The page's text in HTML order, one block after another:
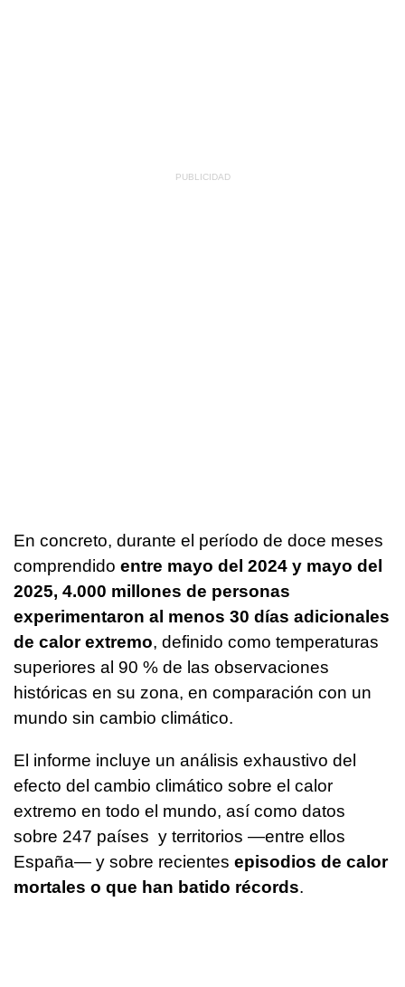
En concreto, durante el período de doce meses
comprendido entre mayo del 2024 y mayo del
2025, 4.000 millones de personas
experimentaron al menos 30 días adicionales
de calor extremo, definido como temperaturas
superiores al 90 % de las observaciones
históricas en su zona, en comparación con un
mundo sin cambio climático.
El informe incluye un análisis exhaustivo del
efecto del cambio climático sobre el calor
extremo en todo el mundo, así como datos
sobre 247 países y territorios —entre ellos
España— y sobre recientes episodios de calor
mortales o que han batido récords.